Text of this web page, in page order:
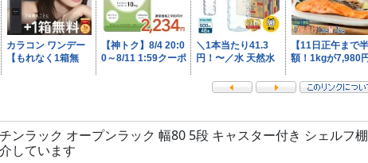
■重量
約21kg
棚板1枚あたり：約25kg
■耐熱温度
約60度
ンラック オープンラック 幅80 5段 キャスター付き シェルフ
しています